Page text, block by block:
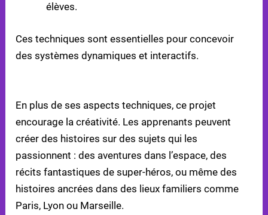
élèves.
Ces techniques sont essentielles pour concevoir
des systèmes dynamiques et interactifs.
En plus de ses aspects techniques, ce projet
encourage la créativité. Les apprenants peuvent
créer des histoires sur des sujets qui les
passionnent : des aventures dans l’espace, des
récits fantastiques de super-héros, ou même des
histoires ancrées dans des lieux familiers comme
Paris, Lyon ou Marseille.